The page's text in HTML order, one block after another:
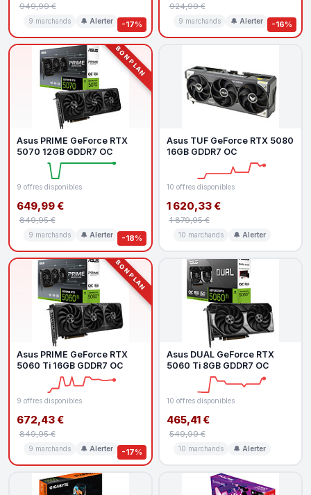
-17%
949,99 €
9 marchands 🔔 Alerter -16%
924,99 €
9 marchands 🔔 Alerter
BON PLAN
-18%
Asus PRIME GeForce RTX
5070 12GB GDDR7 OC
9 offres disponibles
649,99 €
849,95 €
9 marchands 🔔 Alerter
Asus TUF GeForce RTX 5080
16GB GDDR7 OC
10 offres disponibles
1 620,33 €
1 879,95 €
10 marchands 🔔 Alerter
BON PLAN
-17%
Asus PRIME GeForce RTX
5060 Ti 16GB GDDR7 OC
9 offres disponibles
672,43 €
849,95 €
9 marchands 🔔 Alerter
Asus DUAL GeForce RTX
5060 Ti 8GB GDDR7 OC
10 offres disponibles
465,41 €
549,99 €
10 marchands 🔔 Alerter